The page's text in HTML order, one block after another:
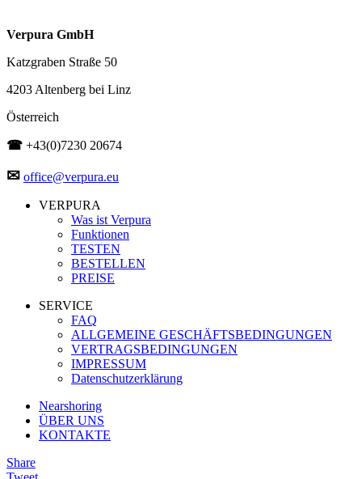
Verpura GmbH
Katzgraben Straße 50
4203 Altenberg bei Linz
Österreich
☎ +43(0)7230 20674
✉ office@verpura.eu
VERPURA
Was ist Verpura
Funktionen
TESTEN
BESTELLEN
PREISE
SERVICE
FAQ
ALLGEMEINE GESCHÄFTSBEDINGUNGEN
VERTRAGSBEDINGUNGEN
IMPRESSUM
Datenschutzerklärung
Nearshoring
ÜBER UNS
KONTAKTE
Share